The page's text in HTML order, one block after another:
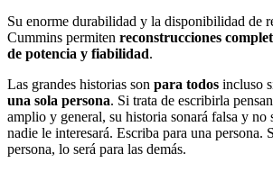
Su enorme durabilidad y la disponibilidad de
Cummins permiten reconstrucciones
de potencia y fiabilidad.
Las grandes historias son para todos incluso
una sola persona. Si trata de escribirla
amplio y general, su historia sonará falsa y no
nadie le interesará. Escriba para una persona.
persona, lo será para las demás.